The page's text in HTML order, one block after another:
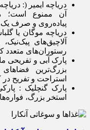
دریاچه ایمیر (:
آن ممنوع است؛
پیاده‌روی و صرف یک
دریاچه موگان یا
آلاچیق‌های
رستوران‌های متعدد
پارک آبی و تفریحی
بزرگ‌ترین
استراحت و تفریح
پارک گنچلیک :
استخر بزرگ،